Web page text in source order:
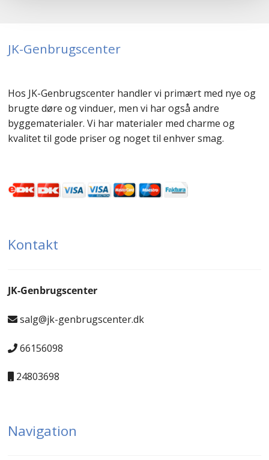
JK-Genbrugscenter
Hos JK-Genbrugscenter handler vi primært med nye og
brugte døre og vinduer, men vi har også andre
byggematerialer. Vi har materialer med charme og
kvalitet til gode priser og noget til enhver smag.
Kontakt
JK-Genbrugscenter
salg@jk-genbrugscenter.dk
66156098
24803698
Navigation